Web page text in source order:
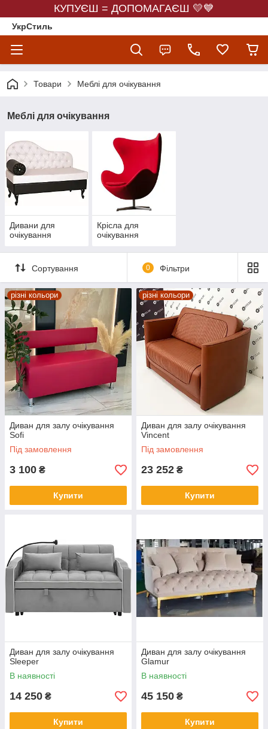
КУПУЄШ = ДОПОМАГАЄШ 💛💙
УкрСтиль
Товари Меблі для очікування
Меблі для очікування
Дивани для
очікування
Крісла для
очікування
Сортування 0 Фільтри
різні кольори
Диван для залу очікування
Sofi
Під замовлення
3 100 ₴
Купити
різні кольори
Диван для залу очікування
Vincent
Під замовлення
23 252 ₴
Купити
Диван для залу очікування
Sleeper
В наявності
14 250 ₴
Купити
Диван для залу очікування
Glamur
В наявності
45 150 ₴
Купити